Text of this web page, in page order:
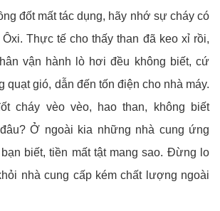
đốt mất tác dụng, hãy nhớ sự cháy có
Thực tế cho thấy than đã keo xỉ rồi,
vận hành lò hơi đều không biết, cứ
quạt gió, dẫn đến tốn điện cho nhà máy.
cháy vèo vèo, hao than, không biết
Ở ngoài kia những nhà cung ứng
biết, tiền mất tật mang sao. Đừng lo
nhà cung cấp kém chất lượng ngoài